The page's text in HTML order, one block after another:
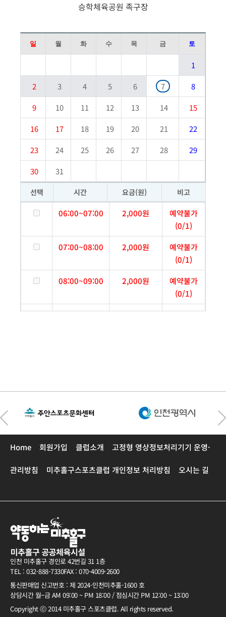
승학체육공원 족구장
일 월 화 수 목 금 토
1
2
3 4 5 6 7
8
9
10 11 12 13 14
15
16
17 18 19 20 21
22
23
24 25 26 27 28
29
30
31
선택 시간 요금(원) 비고
06:00~07:00 2,000원
예약불가
(0/1)
07:00~08:00
2,000원
예약불가
(0/1)
08:00~09:00
2,000원
예약불가
(0/1)
09:00~10:00
2,000원
예약불가
(0/1)
12:00~13:00
2,000원
예약불가
13:00~14:00
2,000원
예약불가
15:00~16:00
16:00~17:00
17:00~18:00
2,000원
(0/1)
Home 회원가입 클럽소개 고정형 영상정보처리기기 운영·
관리방침 미추홀구스포츠클럽 개인정보 처리방침 오시는 길
인천 미추홀구 경인로 42번길 31 1층
TEL : 032-888-7330FAX : 070-4009-2600
통신판매업 신고번호 : 제 2024-인천미추홀-1600 호
상담시간 월~금 AM 09:00 ~ PM 18:00 / 점심시간 PM 12:00 ~ 13:00
Copyright ⓒ 2014 미추홀구 스포츠클럽. All rights reserved.